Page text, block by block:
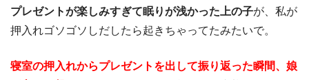
プレゼントが楽しみすぎて眠りが浅かった上の子が、私が
押入れゴソゴソしだしたら起きちゃってたみたいで。
寝室の押入れからプレゼントを出して振り返った瞬間、娘